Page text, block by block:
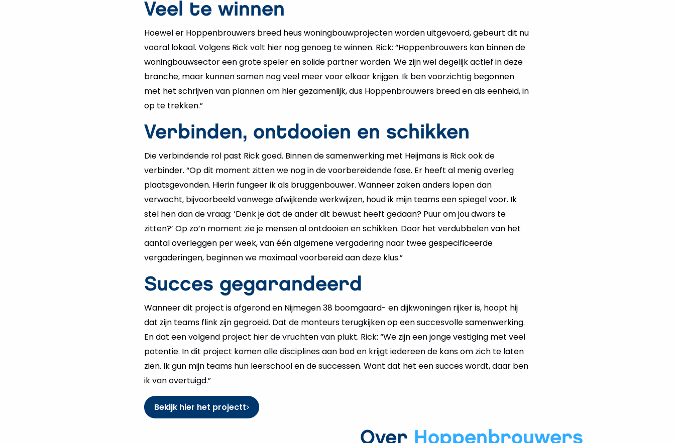
Veel te winnen
Hoewel er Hoppenbrouwers breed heus woningbouwprojecten worden uitgevoerd, gebeurt dit nu
vooral lokaal. Volgens Rick valt hier nog genoeg te winnen. Rick: “Hoppenbrouwers kan binnen de
woningbouwsector een grote speler en solide partner worden. We zijn wel degelijk actief in deze
branche, maar kunnen samen nog veel meer voor elkaar krijgen. Ik ben voorzichtig begonnen
met het schrijven van plannen om hier gezamenlijk, dus Hoppenbrouwers breed en als eenheid, in
op te trekken.”
Verbinden, ontdooien en schikken
Die verbindende rol past Rick goed. Binnen de samenwerking met Heijmans is Rick ook de
verbinder. “Op dit moment zitten we nog in de voorbereidende fase. Er heeft al menig overleg
plaatsgevonden. Hierin fungeer ik als bruggenbouwer. Wanneer zaken anders lopen dan
verwacht, bijvoorbeeld vanwege afwijkende werkwijzen, houd ik mijn teams een spiegel voor. Ik
stel hen dan de vraag: ‘Denk je dat de ander dit bewust heeft gedaan? Puur om jou dwars te
zitten?’ Op zo’n moment zie je mensen al ontdooien en schikken. Door het verdubbelen van het
aantal overleggen per week, van één algemene vergadering naar twee gespecificeerde
vergaderingen, beginnen we maximaal voorbereid aan deze klus.”
Succes gegarandeerd
Wanneer dit project is afgerond en Nijmegen 38 boomgaard- en dijkwoningen rijker is, hoopt hij
dat zijn teams flink zijn gegroeid. Dat de monteurs terugkijken op een succesvolle samenwerking.
En dat een volgend project hier de vruchten van plukt. Rick: “We zijn een jonge vestiging met veel
potentie. In dit project komen alle disciplines aan bod en krijgt iedereen de kans om zich te laten
zien. Ik gun mijn teams hun leerschool en de successen. Want dat het een succes wordt, daar ben
ik van overtuigd.”
Bekijk hier het projectt
Over Hoppenbrouwers